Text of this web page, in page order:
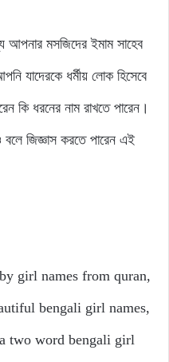
আপনার মসজিদের ইমাম সাহেব
যাদেরকে ধর্মীয় লোক হিসেবে
কি ধরনের নাম রাখতে পারেন।
জিজ্ঞাস করতে পারেন এই
girl names from quran,
bengali girl names,
two word bengali girl